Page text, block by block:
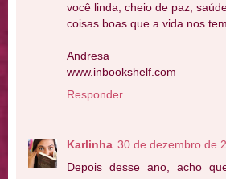
você linda, cheio de paz,
coisas boas que a vida nos
Andresa
www.inbookshelf.com
Responder
Karlinha 30 de dezembro de
Depois desse ano, acho